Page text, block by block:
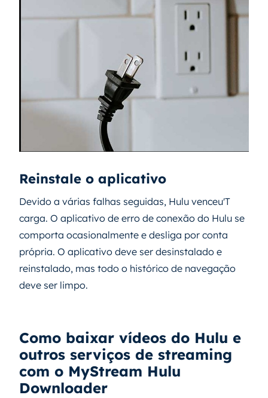
Reinstale o aplicativo
Devido a várias falhas seguidas, Hulu venceu'T
carga. O aplicativo de erro de conexão do Hulu se
comporta ocasionalmente e desliga por conta
própria. O aplicativo deve ser desinstalado e
reinstalado, mas todo o histórico de navegação
deve ser limpo.
Como baixar vídeos do Hulu e
outros serviços de streaming
com o MyStream Hulu
Downloader